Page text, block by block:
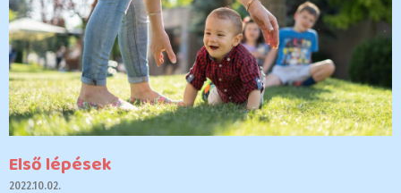
Első lépések
2022.10.02.